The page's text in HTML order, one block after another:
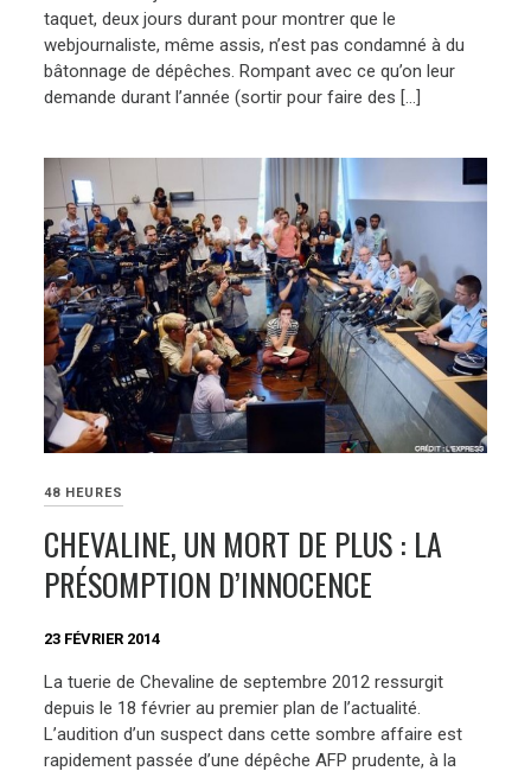
taquet, deux jours durant pour montrer que le
webjournaliste, même assis, n’est pas condamné à du
bâtonnage de dépêches. Rompant avec ce qu’on leur
demande durant l’année (sortir pour faire des […]
48 HEURES
CHEVALINE, UN MORT DE PLUS : LA
PRÉSOMPTION D’INNOCENCE
23 FÉVRIER 2014
La tuerie de Chevaline de septembre 2012 ressurgit
depuis le 18 février au premier plan de l’actualité.
L’audition d’un suspect dans cette sombre affaire est
rapidement passée d’une dépêche AFP prudente, à la